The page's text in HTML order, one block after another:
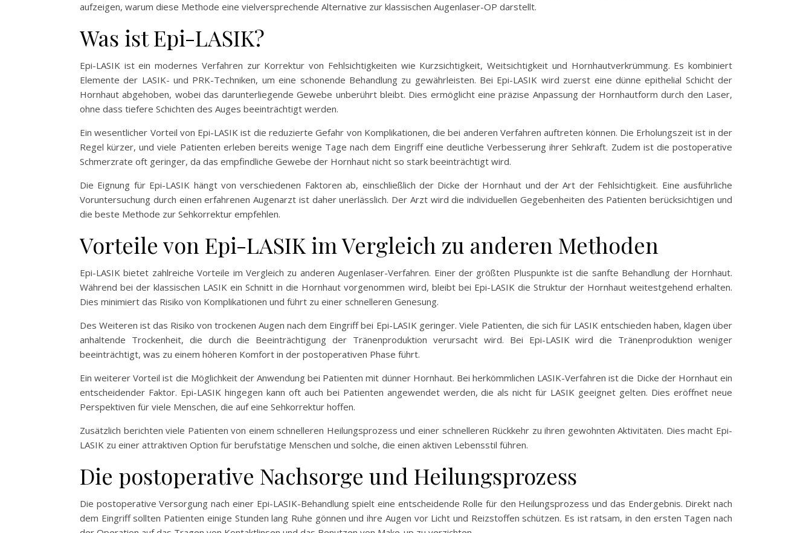
aufzeigen, warum diese Methode eine vielversprechende Alternative zur klassischen Augenlaser-OP darstellt.
Was ist Epi-LASIK?
Epi-LASIK ist ein modernes Verfahren zur Korrektur von Fehlsichtigkeiten wie Kurzsichtigkeit, Weitsichtigkeit und Hornhautverkrümmung. Es kombiniert
Elemente der LASIK- und PRK-Techniken, um eine schonende Behandlung zu gewährleisten. Bei Epi-LASIK wird zuerst eine dünne epithelial Schicht der
Hornhaut abgehoben, wobei das darunterliegende Gewebe unberührt bleibt. Dies ermöglicht eine präzise Anpassung der Hornhautform durch den Laser,
ohne dass tiefere Schichten des Auges beeinträchtigt werden.
Ein wesentlicher Vorteil von Epi-LASIK ist die reduzierte Gefahr von Komplikationen, die bei anderen Verfahren auftreten können. Die Erholungszeit ist in der
Regel kürzer, und viele Patienten erleben bereits wenige Tage nach dem Eingriff eine deutliche Verbesserung ihrer Sehkraft. Zudem ist die postoperative
Schmerzrate oft geringer, da das empfindliche Gewebe der Hornhaut nicht so stark beeinträchtigt wird.
Die Eignung für Epi-LASIK hängt von verschiedenen Faktoren ab, einschließlich der Dicke der Hornhaut und der Art der Fehlsichtigkeit. Eine ausführliche
Voruntersuchung durch einen erfahrenen Augenarzt ist daher unerlässlich. Der Arzt wird die individuellen Gegebenheiten des Patienten berücksichtigen und
die beste Methode zur Sehkorrektur empfehlen.
Vorteile von Epi-LASIK im Vergleich zu anderen Methoden
Epi-LASIK bietet zahlreiche Vorteile im Vergleich zu anderen Augenlaser-Verfahren. Einer der größten Pluspunkte ist die sanfte Behandlung der Hornhaut.
Während bei der klassischen LASIK ein Schnitt in die Hornhaut vorgenommen wird, bleibt bei Epi-LASIK die Struktur der Hornhaut weitestgehend erhalten.
Dies minimiert das Risiko von Komplikationen und führt zu einer schnelleren Genesung.
Des Weiteren ist das Risiko von trockenen Augen nach dem Eingriff bei Epi-LASIK geringer. Viele Patienten, die sich für LASIK entschieden haben, klagen über
anhaltende Trockenheit, die durch die Beeinträchtigung der Tränenproduktion verursacht wird. Bei Epi-LASIK wird die Tränenproduktion weniger
beeinträchtigt, was zu einem höheren Komfort in der postoperativen Phase führt.
Ein weiterer Vorteil ist die Möglichkeit der Anwendung bei Patienten mit dünner Hornhaut. Bei herkömmlichen LASIK-Verfahren ist die Dicke der Hornhaut ein
entscheidender Faktor. Epi-LASIK hingegen kann oft auch bei Patienten angewendet werden, die als nicht für LASIK geeignet gelten. Dies eröffnet neue
Perspektiven für viele Menschen, die auf eine Sehkorrektur hoffen.
Zusätzlich berichten viele Patienten von einem schnelleren Heilungsprozess und einer schnelleren Rückkehr zu ihren gewohnten Aktivitäten. Dies macht Epi-
LASIK zu einer attraktiven Option für berufstätige Menschen und solche, die einen aktiven Lebensstil führen.
Die postoperative Nachsorge und Heilungsprozess
Die postoperative Versorgung nach einer Epi-LASIK-Behandlung spielt eine entscheidende Rolle für den Heilungsprozess und das Endergebnis. Direkt nach
dem Eingriff sollten Patienten einige Stunden lang Ruhe gönnen und ihre Augen vor Licht und Reizstoffen schützen. Es ist ratsam, in den ersten Tagen nach